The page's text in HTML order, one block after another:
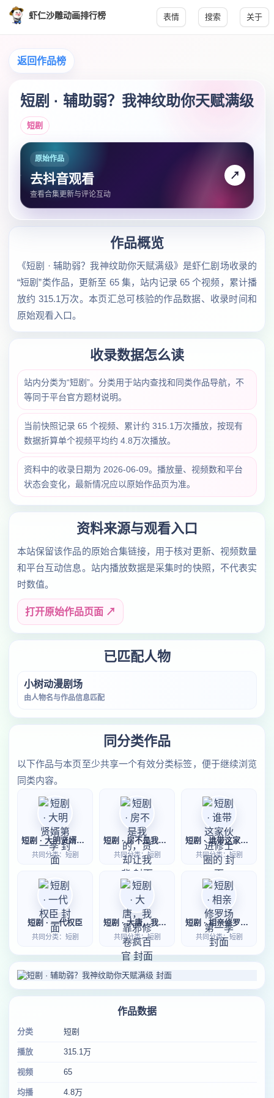
虾仁沙雕动画排行榜 表情 搜索 关于
返回作品榜
短剧 · 辅助弱？我神纹助你天赋满级
短剧
原始作品
去抖音观看
查看合集更新与评论互动
↗
作品概览
《短剧 · 辅助弱？我神纹助你天赋满级》是虾仁剧场收录的
“短剧”类作品，更新至 65 集，站内记录 65 个视频，累计播
放约 315.1万次。本页汇总可核验的作品数据、收录时间和
原始观看入口。
收录数据怎么读
站内分类为“短剧”。分类用于站内查找和同类作品导航，不
等同于平台官方题材说明。
当前快照记录 65 个视频、累计约 315.1万次播放，按现有
数据折算单个视频平均约 4.8万次播放。
资料中的收录日期为 2026-06-09。播放量、视频数和平台
状态会变化，最新情况应以原始作品页为准。
资料来源与观看入口
本站保留该作品的原始合集链接，用于核对更新、视频数量
和平台互动信息。站内播放数据是采集时的快照，不代表实
时数值。
打开原始作品页面 ↗
已匹配人物
小树动漫剧场
由人物名与作品信息匹配
同分类作品
以下作品与本页至少共享一个有效分类标签，便于继续浏览
同类内容。
短剧 · 大明贤婿第一季
共同分类：短剧
短剧 · 房不是我的，贷却让我背
共同分类：短剧
短剧 · 谁带这家伙进修士圈的
共同分类：短剧
短剧 · 一代权臣
共同分类：短剧
短剧 · 大唐，我靠邪修卷疯百官
共同分类：短剧
短剧 · 相亲修罗场第一季
共同分类：短剧
作品数据
分类 短剧
播放 315.1万
视频 65
均播 4.8万